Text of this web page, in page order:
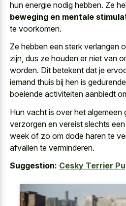
hun energie nodig hebben. Ze
beweging en mentale
te voorkomen.
Ze hebben een sterk verlangen
zijn, dus ze houden er niet van
worden. Dit betekent dat je
iemand thuis bij hen is
boeiende activiteiten aanbiedt
Hun vacht is over het algemeen
verzorgen en vereist slechts
week of zo om dode haren te
afvallen te verminderen.
Suggestion: Cesky Terrier